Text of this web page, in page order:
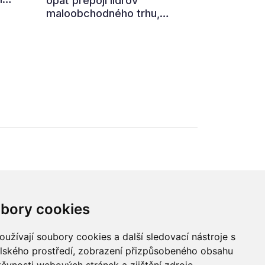
cookies
soubory cookies a další sledovací nástroje s
prostředí, zobrazení přizpůsobeného obsahu
maloobchodného trhu,
© 2022 Blue Events